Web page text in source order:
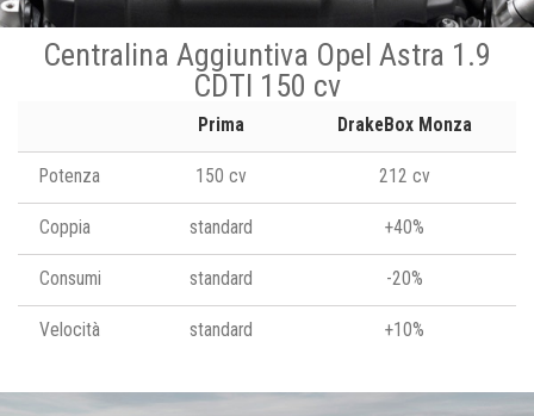
Centralina Aggiuntiva Opel Astra 1.9
CDTI 150 cv
Prima DrakeBox Monza
Potenza 150 cv 212 cv
Coppia standard +40%
Consumi standard -20%
Velocità standard +10%